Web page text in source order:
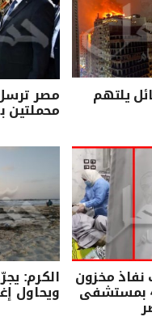
يلتهم مصر
محملتين
مخزون
الأكسيجين ..وفاة 4 بمستشفى
الكرم:
ويحاول